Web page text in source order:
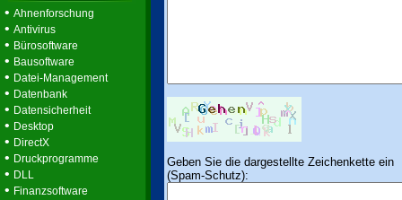
• Ahnenforschung
• Antivirus
• Bürosoftware
• Bausoftware
• Datei-Management
• Datenbank
• Datensicherheit
• Desktop
• DirectX
• Druckprogramme
• DLL
• Finanzsoftware
Geben Sie die dargestellte Zeichenkette ein
(Spam-Schutz):